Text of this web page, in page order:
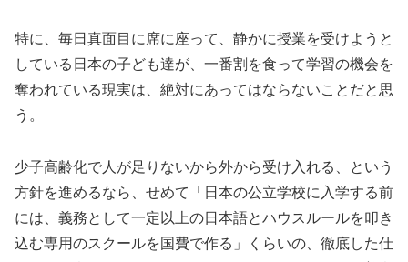
特に、毎日真面目に席に座って、静かに授業を受けようと
している日本の子ども達が、一番割を食って学習の機会を
奪われている現実は、絶対にあってはならないことだと思
う。
少子高齢化で人が足りないから外から受け入れる、という
方針を進めるなら、せめて「日本の公立学校に入学する前
には、義務として一定以上の日本語とハウスルールを叩き
込む専用のスクールを国費で作る」くらいの、徹底した仕